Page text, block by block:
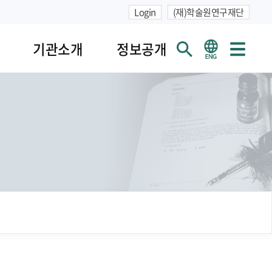
Login (재)학술원연구재단
기관소개 정보공개